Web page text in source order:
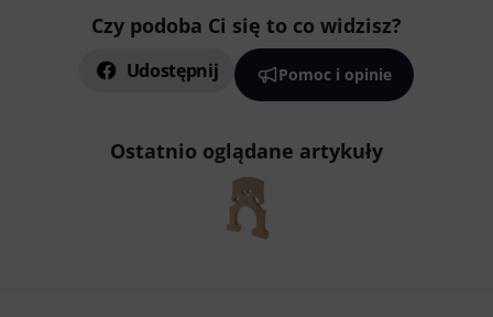
Czy podoba Ci się to co widzisz?
Udostępnij Pomoc i opinie
Ostatnio oglądane artykuły